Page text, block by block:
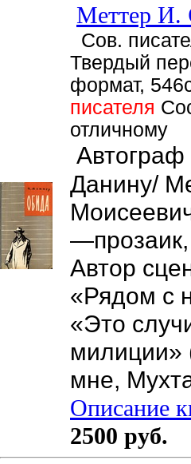
Меттер И.
Сов.
Твердый
формат,
писателя
отличному
Автограф
Данину/
—прозаик,
Автор
«Рядом с
«Это
милиции»
мне,
Описание
2500 руб.